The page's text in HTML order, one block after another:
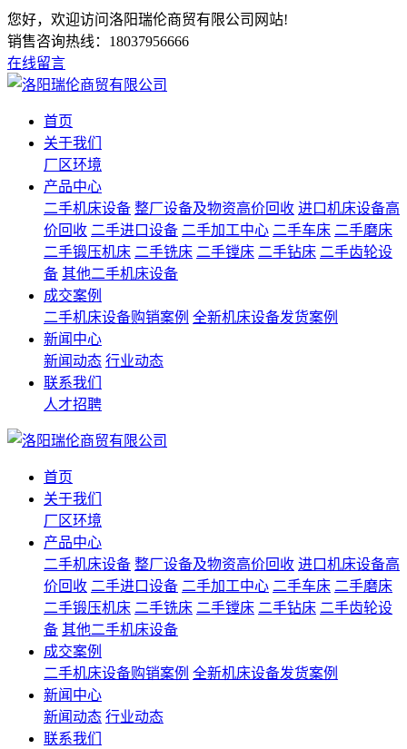
您好，欢迎访问洛阳瑞伦商贸有限公司网站!
销售咨询热线： 18037956666
在线留言
首页
关于我们
厂区环境
产品中心
二手机床设备 整厂设备及物资高价回收 进口机床设备高
价回收 二手进口设备 二手加工中心 二手车床 二手磨床
二手锻压机床 二手铣床 二手镗床 二手钻床 二手齿轮设
备 其他二手机床设备
成交案例
二手机床设备购销案例 全新机床设备发货案例
新闻中心
新闻动态 行业动态
联系我们
人才招聘
首页
关于我们
厂区环境
产品中心
二手机床设备 整厂设备及物资高价回收 进口机床设备高
价回收 二手进口设备 二手加工中心 二手车床 二手磨床
二手锻压机床 二手铣床 二手镗床 二手钻床 二手齿轮设
备 其他二手机床设备
成交案例
二手机床设备购销案例 全新机床设备发货案例
新闻中心
新闻动态 行业动态
联系我们